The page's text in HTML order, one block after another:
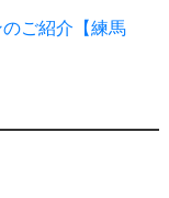
ご紹介【練馬